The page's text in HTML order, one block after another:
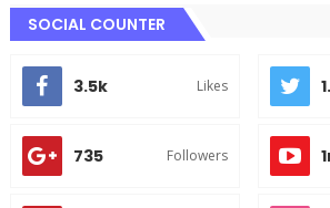
SOCIAL COUNTER
3.5k Likes
735 Followers